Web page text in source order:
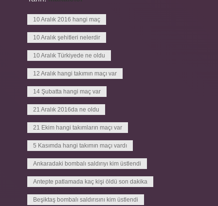
10 Aralık 2016 hangi maç
10 Aralık şehitleri nelerdir
10 Aralık Türkiyede ne oldu
12 Aralık hangi takımın maçı var
14 Şubatta hangi maç var
21 Aralık 2016da ne oldu
21 Ekim hangi takımların maçı var
5 Kasımda hangi takımın maçı vardı
Ankaradaki bombalı saldırıyı kim üstlendi
Antepte patlamada kaç kişi öldü son dakika
Beşiktaş bombalı saldırısını kim üstlendi